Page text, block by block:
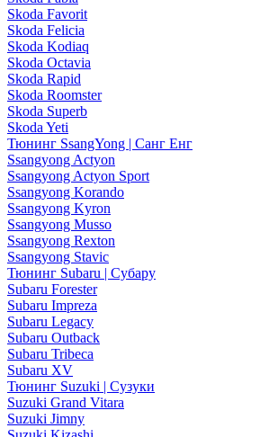
Skoda Favorit
Skoda Felicia
Skoda Kodiaq
Skoda Octavia
Skoda Rapid
Skoda Roomster
Skoda Superb
Skoda Yeti
Тюнинг SsangYong | Санг Енг
Ssangyong Actyon
Ssangyong Actyon Sport
Ssangyong Korando
Ssangyong Kyron
Ssangyong Musso
Ssangyong Rexton
Ssangyong Stavic
Тюнинг Subaru | Субару
Subaru Forester
Subaru Impreza
Subaru Legacy
Subaru Outback
Subaru Tribeca
Subaru XV
Тюнинг Suzuki | Сузуки
Suzuki Grand Vitara
Suzuki Jimny